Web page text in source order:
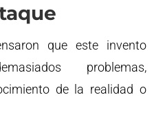
que este invento
problemas,
de la realidad o